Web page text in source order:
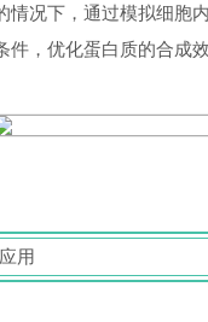
况下，通过模拟细
，优化蛋白质的合成
用